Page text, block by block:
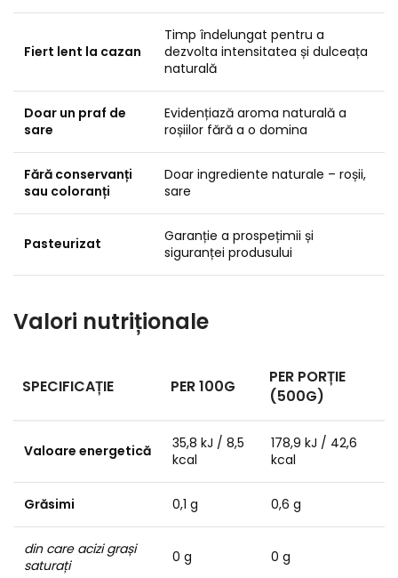
Fiert lent la cazan
Timp îndelungat pentru a
dezvolta intensitatea și dulceața
naturală
Doar un praf de
sare
Evidențiază aroma naturală a
roșiilor fără a o domina
Fără conservanți
sau coloranți
Doar ingrediente naturale – roșii,
sare
Pasteurizat
Garanție a prospețimii și
siguranței produsului
Valori nutriționale
SPECIFICAȚIE PER 100G
PER PORȚIE
(500G)
Valoare energetică
35,8 kJ / 8,5
kcal
178,9 kJ / 42,6
kcal
Grăsimi 0,1 g 0,6 g
din care acizi grași
saturați
0 g 0 g